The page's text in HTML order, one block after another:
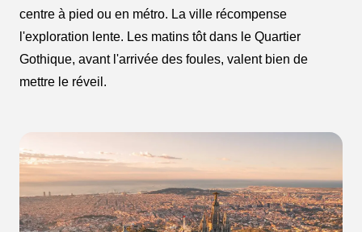
centre à pied ou en métro. La ville récompense
l'exploration lente. Les matins tôt dans le Quartier
Gothique, avant l'arrivée des foules, valent bien de
mettre le réveil.